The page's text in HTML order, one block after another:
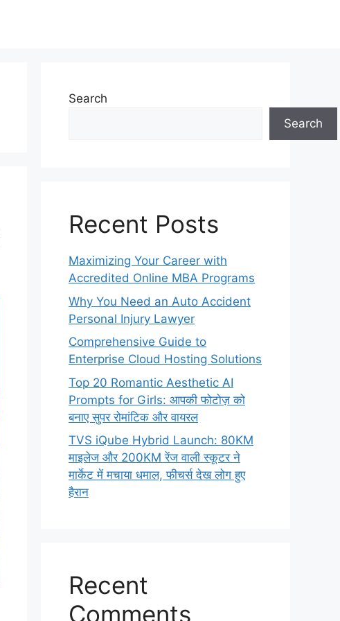
Search
Search
Recent Posts
Maximizing Your Career with
Accredited Online MBA Programs
Why You Need an Auto Accident
Personal Injury Lawyer
Comprehensive Guide to
Enterprise Cloud Hosting Solutions
Top 20 Romantic Aesthetic AI
Prompts for Girls: आपकी फोटोज़ को
बनाए सुपर रोमांटिक और वायरल
TVS iQube Hybrid Launch: 80KM
माइलेज और 200KM रेंज वाली स्कूटर ने
मार्केट में मचाया धमाल, फीचर्स देख लोग हुए
हैरान
Recent
Comments